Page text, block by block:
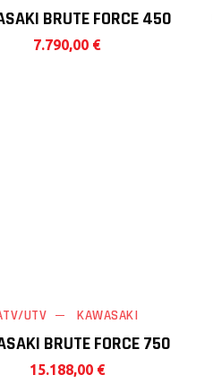
BRUTE FORCE 450
7.790,00 €
BRUTE FORCE 750
UTV KAWASAKI
15.188,00 €